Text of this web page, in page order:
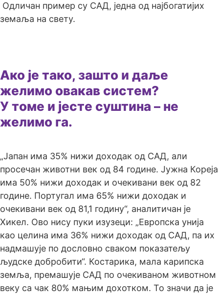
Одличан пример су САД, једна од најбогатијих
земаља на свету.
Ако је тако, зашто и даље
желимо овакав систем?
У томе и јесте суштина – не
желимо га.
„Јапан има 35% нижи доходак од САД, али
просечан животни век од 84 године. Јужна Кореја
има 50% нижи доходак и очекивани век од 82
године. Португал има 65% нижи доходак и
очекивани век од 81,1 годину“, аналитичан је
Хикел. Ово нису пуки изузеци: „Европска унија
као целина има 36% нижи доходак од САД, па их
надмашује по дословно сваком показатељу
људске добробити“. Костарика, мала карипска
земља, премашује САД по очекиваном животном
веку са чак 80% мањим дохотком. То значи да је